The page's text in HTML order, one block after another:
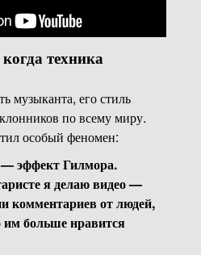
техника
музыканта, его стиль
по всему миру.
особый феномен:
эффект Гилмора.
я делаю видео —
комментариев от людей,
им больше нравится